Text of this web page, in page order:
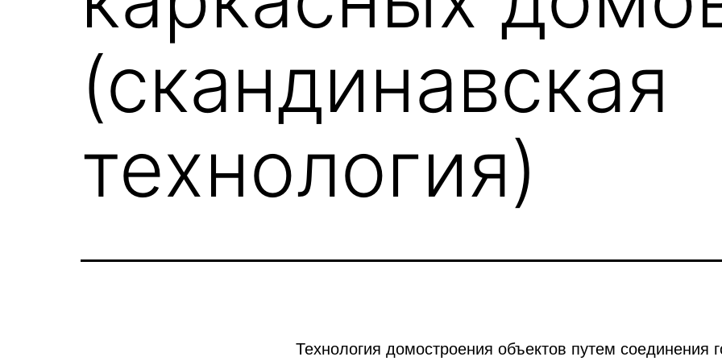
(скандинавская
технология)
Технология домостроения объектов путем соединения